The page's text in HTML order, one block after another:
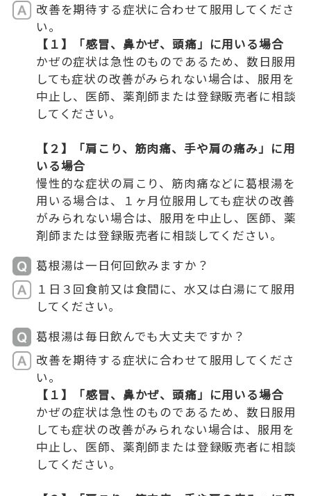
改善を期待する症状に合わせて服用してくださ
い。
【１】「感冒、鼻かぜ、頭痛」に用いる場合
かぜの症状は急性のものであるため、数日服用
しても症状の改善がみられない場合は、服用を
中止し、医師、薬剤師または登録販売者に相談
してください。
【２】「肩こり、筋肉痛、手や肩の痛み」に用
いる場合
慢性的な症状の肩こり、筋肉痛などに葛根湯を
用いる場合は、１ヶ月位服用しても症状の改善
がみられない場合は、服用を中止し、医師、薬
剤師または登録販売者に相談してください。
葛根湯は一日何回飲みますか？
１日３回食前又は食間に、水又は白湯にて服用
してください｡
葛根湯は毎日飲んでも大丈夫ですか？
改善を期待する症状に合わせて服用してくださ
い。
【１】「感冒、鼻かぜ、頭痛」に用いる場合
かぜの症状は急性のものであるため、数日服用
しても症状の改善がみられない場合は、服用を
中止し、医師、薬剤師または登録販売者に相談
してください。